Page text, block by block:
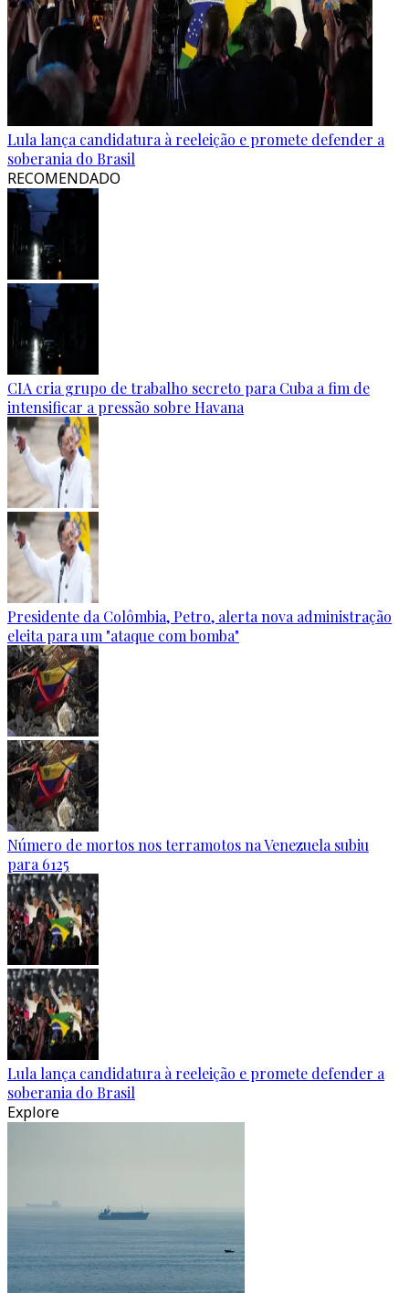
Lula lança candidatura à reeleição e promete defender a
soberania do Brasil
RECOMENDADO
CIA cria grupo de trabalho secreto para Cuba a fim de
intensificar a pressão sobre Havana
Presidente da Colômbia, Petro, alerta nova administração
eleita para um "ataque com bomba"
Número de mortos nos terramotos na Venezuela subiu
para 6125
Lula lança candidatura à reeleição e promete defender a
soberania do Brasil
Explore